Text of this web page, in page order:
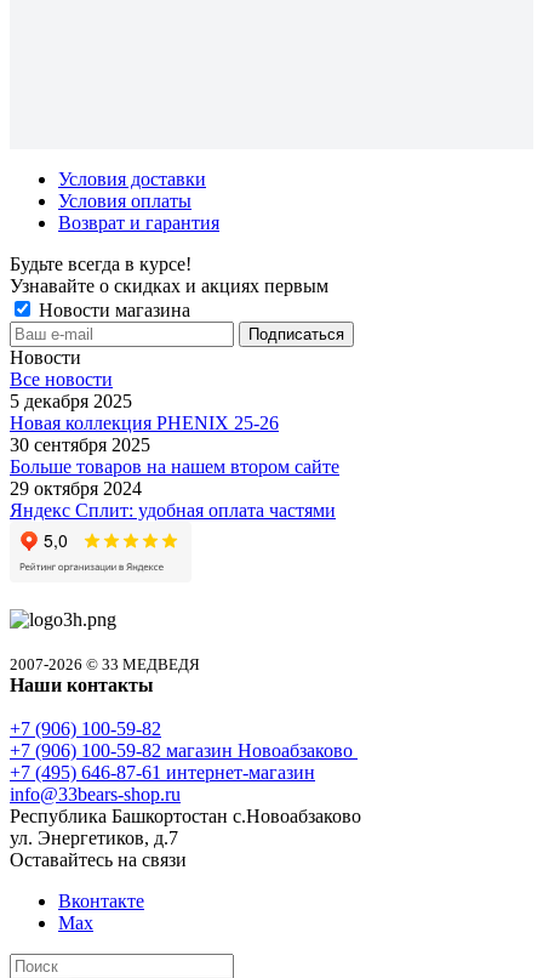
Условия доставки
Условия оплаты
Возврат и гарантия
Будьте всегда в курсе!
Узнавайте о скидках и акциях первым
Новости магазина
Новости
Все новости
5 декабря 2025
Новая коллекция PHENIX 25-26
30 сентября 2025
Больше товаров на нашем втором сайте
29 октября 2024
Яндекс Сплит: удобная оплата частями
2007-2026 © 33 МЕДВЕДЯ
Наши контакты
+7 (906) 100-59-82
+7 (906) 100-59-82 магазин Новоабзаково
+7 (495) 646-87-61 интернет-магазин
info@33bears-shop.ru
Республика Башкортостан с.Новоабзаково
ул. Энергетиков, д.7
Оставайтесь на связи
Вконтакте
Max